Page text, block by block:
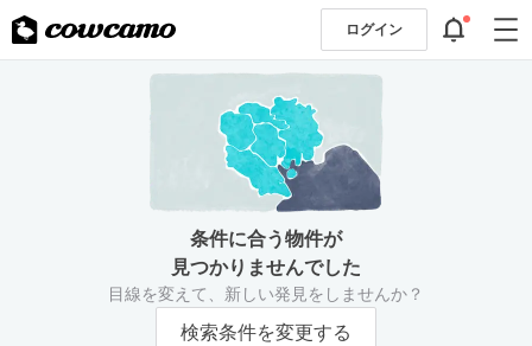
ログイン
条件に合う物件が
見つかりませんでした
目線を変えて、新しい発見をしませんか？
検索条件を変更する